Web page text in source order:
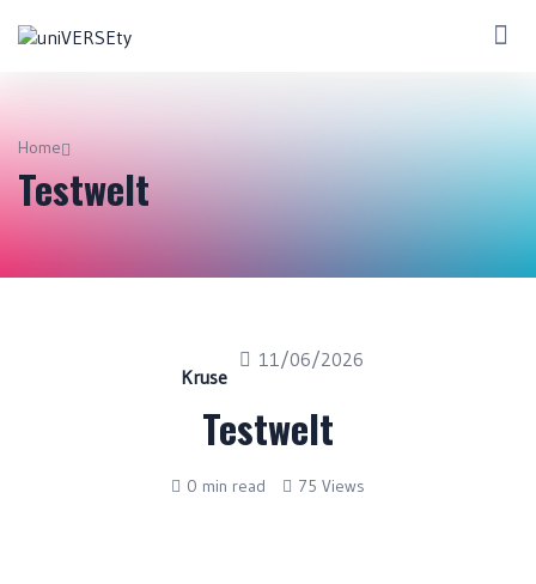
Home
Testwelt
Kruse
11/06/2026
Testwelt
0 min read 75 Views